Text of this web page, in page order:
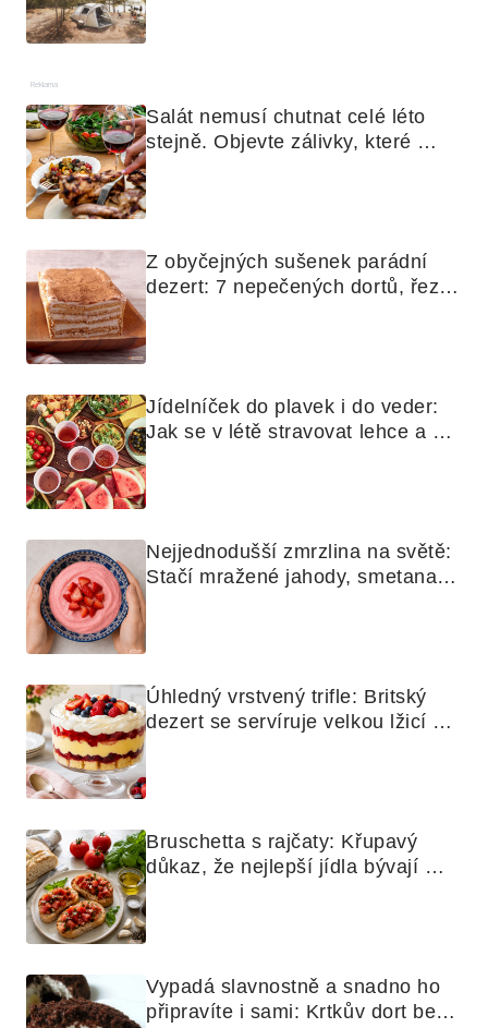
Reklama
Salát nemusí chutnat celé léto
stejně. Objevte zálivky, které
Z obyčejných sušenek parádní
dezert: 7 nepečených dortů, řezů
Jídelníček do plavek i do veder:
Jak se v létě stravovat lehce a
Nejjednodušší zmrzlina na světě:
Stačí mražené jahody, smetana a
Úhledný vrstvený trifle: Britský
dezert se servíruje velkou lžicí
Bruschetta s rajčaty: Křupavý
důkaz, že nejlepší jídla bývají
Vypadá slavnostně a snadno ho
připravíte i sami: Krtkův dort bez